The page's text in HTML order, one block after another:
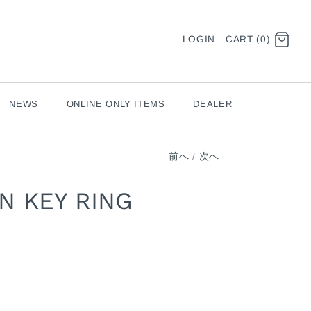
LOGIN CART (0)
NEWS ONLINE ONLY ITEMS DEALER
前へ / 次へ
KEY RING